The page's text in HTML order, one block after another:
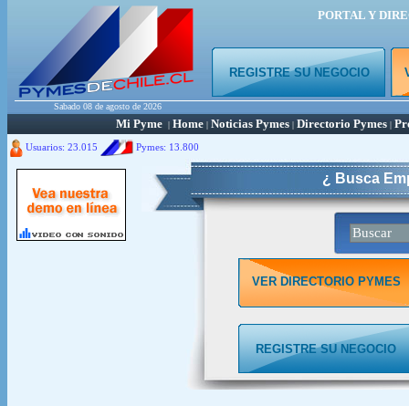
PORTAL Y
REGISTRE SU NEGOCIO
Sabado 08 de agosto de 2026
Mi Pyme | Home | Noticias Pymes | Directorio Pymes |
Usuarios: 23.015 Pymes: 13.800
¿ Busca
VER DIRECTORIO PYMES
REGISTRE SU NEGOCIO